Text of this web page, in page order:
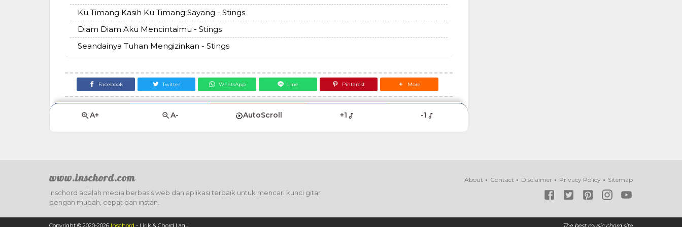
Ku Timang Kasih Ku Timang Sayang - Stings
Diam Diam Aku Mencintaimu - Stings
Seandainya Tuhan Mengizinkan - Stings
Facebook Twitter WhatsApp Line Pinterest More
A+ A- AutoScroll +1 -1
www.inschord.com
Inschord adalah media berbasis web dan aplikasi terbaik untuk mencari kunci gitar
dengan mudah, cepat dan instan.
About Contact Disclaimer Privacy Policy Sitemap
Copyright © 2020-2026 Inschord - Lirik & Chord Lagu The best music chord site